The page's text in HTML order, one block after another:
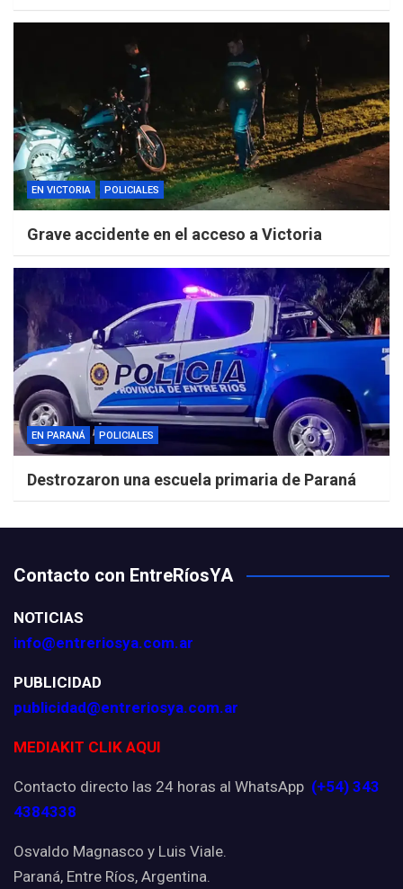
EN VICTORIA POLICIALES
Grave accidente en el acceso a Victoria
EN PARANÁ POLICIALES
Destrozaron una escuela primaria de Paraná
Contacto con EntreRíosYA
NOTICIAS
info@entreriosya.com.ar
PUBLICIDAD
publicidad@entreriosya.com.ar
MEDIAKIT CLIK AQUI
Contacto directo las 24 horas al WhatsApp (+54) 343
4384338
Osvaldo Magnasco y Luis Viale.
Paraná, Entre Ríos, Argentina.